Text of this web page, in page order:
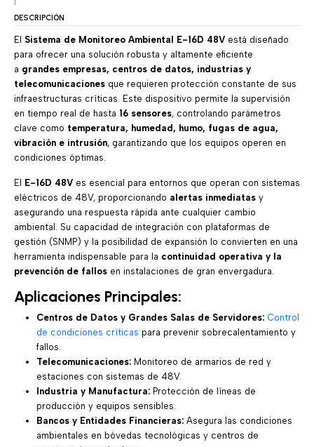
DESCRIPCIÓN
El Sistema de Monitoreo Ambiental E-16D 48Vestá diseñado
para ofrecer una solución robusta y altamente eficiente
a grandes empresas, centros de datos, industrias y
telecomunicacionesque requieren protección constante de sus
infraestructuras críticas. Este dispositivo permite la supervisión
en tiempo real de hasta 16 sensores, controlando parámetros
clave como temperatura, humedad, humo, fugas de agua,
vibración e intrusión, garantizando que los equipos operen en
condiciones óptimas.
El E-16D 48Ves esencial para entornos que operan con sistemas
eléctricos de 48V, proporcionando alertas inmediatasy
asegurando una respuesta rápida ante cualquier cambio
ambiental. Su capacidad de integración con plataformas de
gestión (SNMP) y la posibilidad de expansión lo convierten en una
herramienta indispensable para la continuidad operativa y la
prevención de fallosen instalaciones de gran envergadura.
Aplicaciones Principales:
Centros de Datos y Grandes Salas de Servidores: Control
de condiciones críticas para prevenir sobrecalentamiento y
fallos.
Telecomunicaciones:Monitoreo de armarios de red y
estaciones con sistemas de 48V.
Industria y Manufactura:Protección de líneas de
producción y equipos sensibles.
Bancos y Entidades Financieras:Asegura las condiciones
ambientales en bóvedas tecnológicas y centros de